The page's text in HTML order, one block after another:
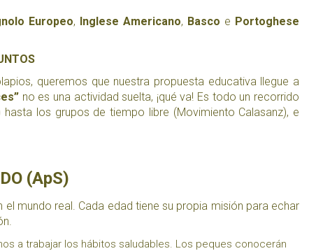
Europeo, Inglese Americano, Basco e Portoghese
queremos que nuestra propuesta educativa llegue a
no es una actividad suelta, ¡qué va! Es todo un recorrido
los grupos de tiempo libre (Movimiento Calasanz), e
(ApS)
mundo real. Cada edad tiene su propia misión para echar
a trabajar los hábitos saludables. Los peques conocerán